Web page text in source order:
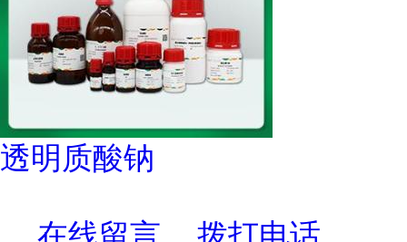
透明质酸钠
在线留言 拨打电话